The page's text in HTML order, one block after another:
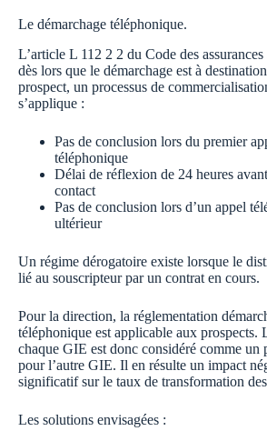
Le démarchage téléphonique.
L’article L 112 2 2 du Code des
dès lors que le démarchage est à
prospect, un processus de
s’applique :
Pas de conclusion lors du premier
téléphonique
Délai de réflexion de 24 heures
contact
Pas de conclusion lors d’un appel
ultérieur
Un régime dérogatoire existe lorsque le
lié au souscripteur par un contrat en cours.
Pour la direction, la réglementation
téléphonique est applicable aux prospects.
chaque GIE est donc considéré comme un
pour l’autre GIE. Il en résulte un impact
significatif sur le taux de transformation
Les solutions envisagées :